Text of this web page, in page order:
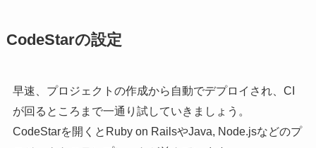
CodeStarの設定
早速、プロジェクトの作成から自動でデプロイされ、CI
が回るところまで一通り試していきましょう。
CodeStarを開くとRuby on RailsやJava, Node.jsなどのプ